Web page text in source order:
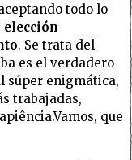
todo lo
elección
. Se trata del
es el verdadero
súper enigmática,
trabajadas,
que